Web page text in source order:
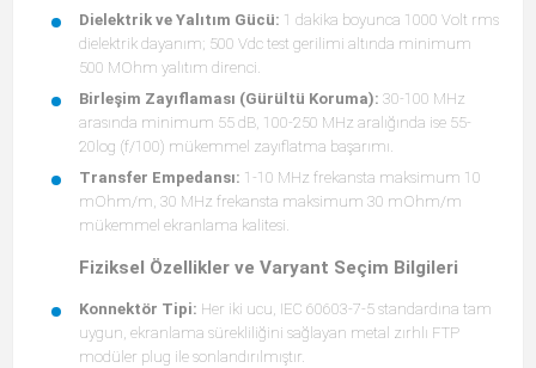
Dielektrik ve Yalıtım Gücü: 1 dakika boyunca 1000 Volt rms
dielektrik dayanım; 500 Vdc test gerilimi altında minimum
500 MOhm yalıtım direnci.
Birleşim Zayıflaması (Gürültü Koruma): 30-100 MHz
arasında minimum 55 dB, 100-250 MHz aralığında ise 55-
20log (f/100) mükemmel zayıflatma başarımı.
Transfer Empedansı: 1-10 MHz frekansta maksimum 10
mOhm/m, 30 MHz frekansta maksimum 30 mOhm/m
mükemmel ekranlama kalitesi.
Fiziksel Özellikler ve Varyant Seçim Bilgileri
Konnektör Tipi: Her iki ucu, IEC 60603-7-5 standardına tam
uygun, ekranlama sürekliliğini sağlayan metal zırhlı FTP
modüler plug ile sonlandırılmıştır.